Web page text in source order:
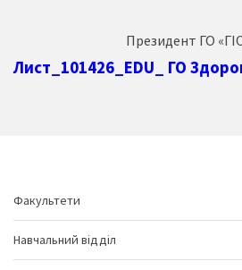
Президент ГО
Лист_101426_EDU_ ГО
Факультети
Навчальний відділ